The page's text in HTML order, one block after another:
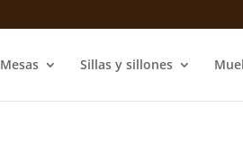
Mesas Sillas y sillones